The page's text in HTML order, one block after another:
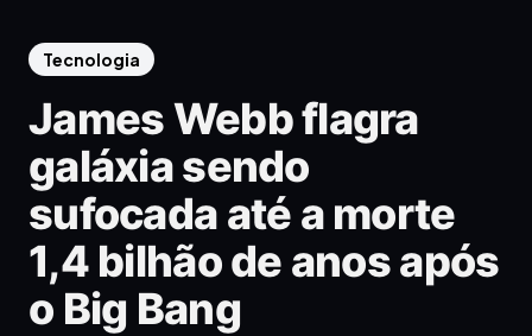
Tecnologia
James Webb flagra
galáxia sendo
sufocada até a morte
1,4 bilhão de anos após
o Big Bang